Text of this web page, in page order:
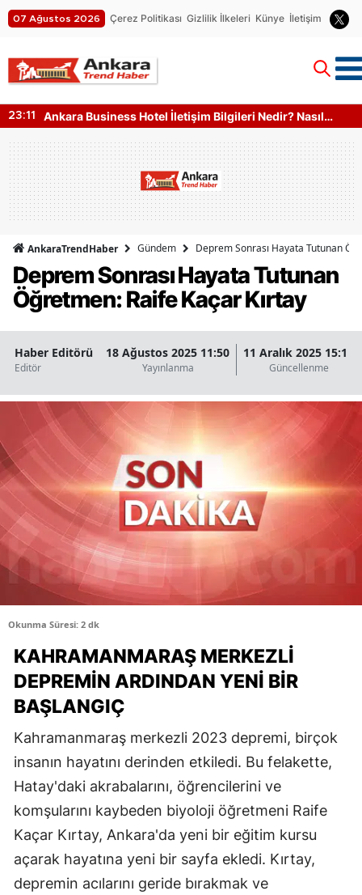
07 Ağustos 2026 Çerez Politikası Gizlilik İlkeleri Künye İletişim
23:11
Ankara Business Hotel İletişim Bilgileri Nedir? Nasıl
AnkaraTrendHaber Gündem Deprem Sonrası Hayata Tutunan
Deprem Sonrası Hayata Tutunan
Öğretmen: Raife Kaçar Kırtay
Haber Editörü
Editör
18 Ağustos 2025 11:50
Yayınlanma
11 Aralık 2025 15:11
Güncellenme
Okunma Süresi: 2 dk
KAHRAMANMARAŞ MERKEZLI
DEPREMIN ARDINDAN YENI BIR
BAŞLANGIÇ
Kahramanmaraş merkezli 2023 depremi, birçok
insanın hayatını derinden etkiledi. Bu felakette,
Hatay'daki akrabalarını, öğrencilerini ve
komşularını kaybeden biyoloji öğretmeni Raife
Kaçar Kırtay, Ankara'da yeni bir eğitim kursu
açarak hayatına yeni bir sayfa ekledi. Kırtay,
depremin acılarını geride bırakmak ve